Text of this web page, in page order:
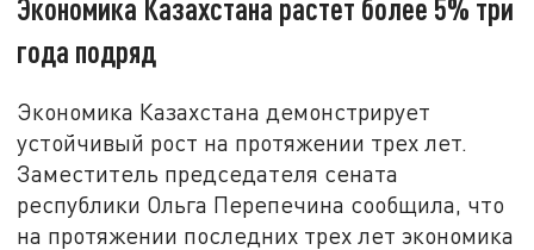
Экономика Казахстана растет более 5% три
года подряд
Экономика Казахстана демонстрирует
устойчивый рост на протяжении трех лет.
Заместитель председателя сената
республики Ольга Перепечина сообщила, что
на протяжении последних трех лет экономика